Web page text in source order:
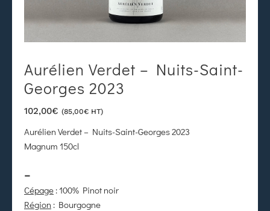
Aurélien Verdet – Nuits-Saint-
Georges 2023
102,00€ (85,00€ HT)
Aurélien Verdet – Nuits-Saint-Georges 2023
Magnum 150cl
–
Cépage : 100% Pinot noir
Région : Bourgogne